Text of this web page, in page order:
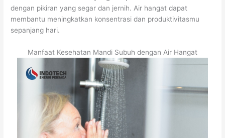
dengan pikiran yang segar dan jernih. Air hangat dapat
membantu meningkatkan konsentrasi dan produktivitasmu
sepanjang hari.
Manfaat Kesehatan Mandi Subuh dengan Air Hangat